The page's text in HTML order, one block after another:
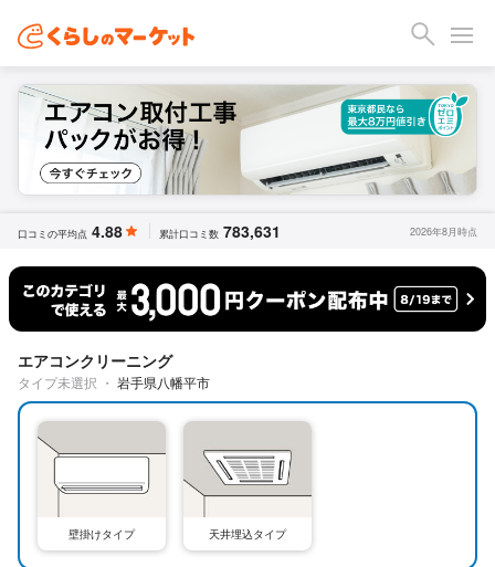
口コミの平均点 4.88 累計口コミ数 783,631 2026年8月時点
エアコンクリーニング
タイプ未選択 ・ 岩手県八幡平市
壁掛けタイプ 天井埋込タイプ